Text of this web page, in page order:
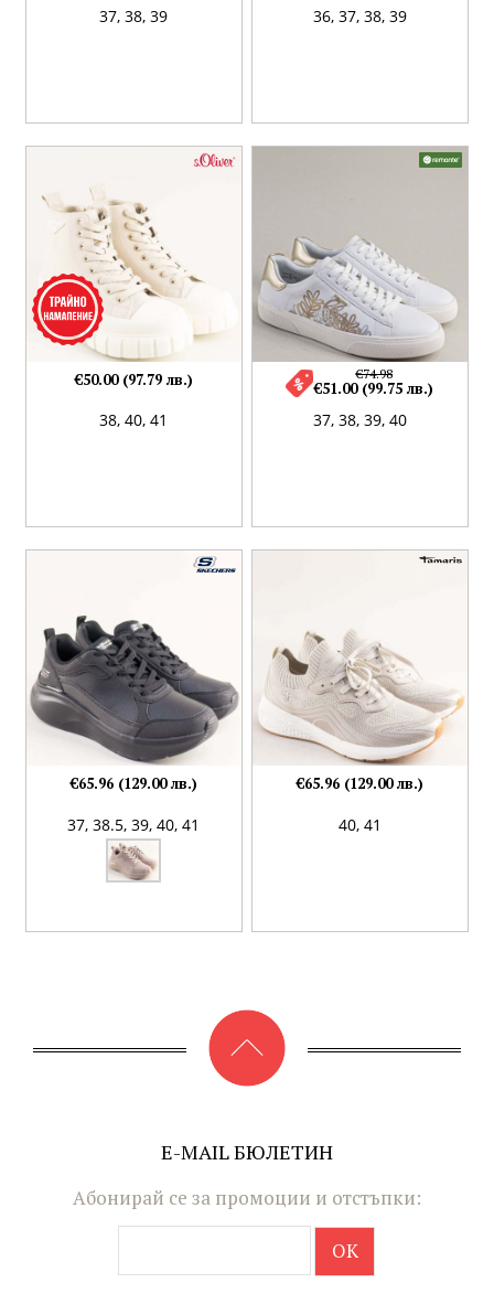
37,38,39 36, 37, 38, 39
38,40,41
€50.00 (97.79 лв.)
37, 38, 39, 40
€74.98
€51.00 (99.75 лв.)
37,38.5,39,40,41
€65.96 (129.00 лв.)
40, 41
€65.96 (129.00 лв.)
E-MAIL БЮЛЕТИН
Абонирай се за промоции и отстъпки: